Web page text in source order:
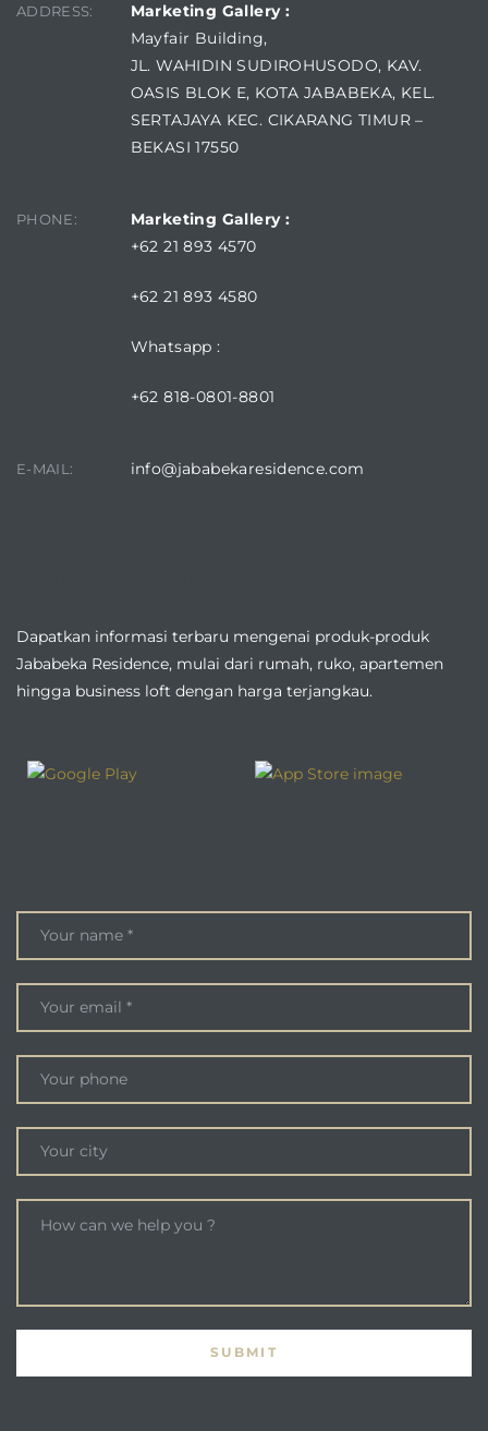
ADDRESS:
Marketing Gallery :
Mayfair Building,
JL. WAHIDIN SUDIROHUSODO, KAV.
OASIS BLOK E, KOTA JABABEKA, KEL.
SERTAJAYA KEC. CIKARANG TIMUR –
BEKASI 17550
PHONE:
Marketing Gallery :
+62 21 893 4570
+62 21 893 4580
Whatsapp :
+62 818-0801-8801
E-MAIL: info@jababekaresidence.com
Dapatkan informasi terbaru mengenai produk-produk
Jababeka Residence, mulai dari rumah, ruko, apartemen
hingga business loft dengan harga terjangkau.